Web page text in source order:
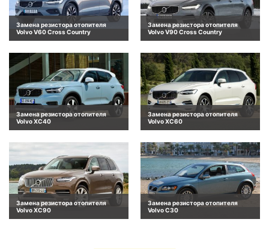
Замена резистора отопителя
Volvo V60 Cross Country
Замена резистора отопителя
Volvo V90 Cross Country
Замена резистора отопителя
Volvo XC40
Замена резистора отопителя
Volvo XC60
Замена резистора отопителя
Volvo XC90
Замена резистора отопителя
Volvo C30